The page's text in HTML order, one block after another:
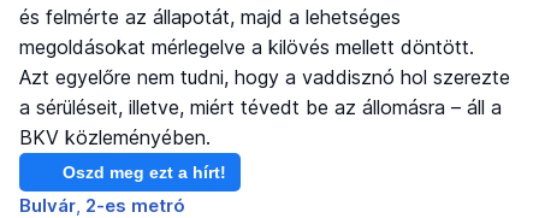
és felmérte az állapotát, majd a lehetséges
megoldásokat mérlegelve a kilövés mellett döntött.
Azt egyelőre nem tudni, hogy a vaddisznó hol szerezte
a sérüléseit, illetve, miért tévedt be az állomásra – áll a
BKV közleményében.
Oszd meg ezt a hírt!
Bulvár 2-es metró